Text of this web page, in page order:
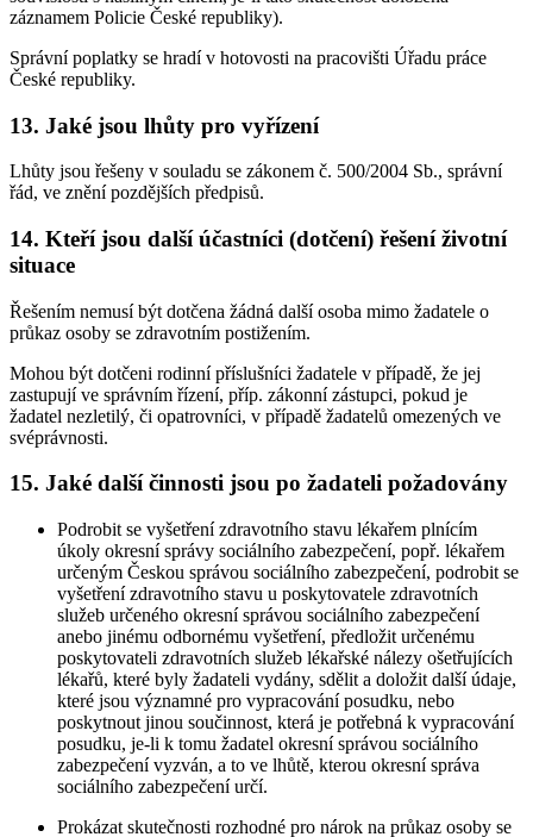
záznamem Policie České republiky).
Správní poplatky se hradí v hotovosti na pracovišti Úřadu práce
České republiky.
13. Jaké jsou lhůty pro vyřízení
Lhůty jsou řešeny v souladu se zákonem č. 500/2004 Sb., správní
řád, ve znění pozdějších předpisů.
14. Kteří jsou další účastníci (dotčení) řešení životní
situace
Řešením nemusí být dotčena žádná další osoba mimo žadatele o
průkaz osoby se zdravotním postižením.
Mohou být dotčeni rodinní příslušníci žadatele v případě, že jej
zastupují ve správním řízení, příp. zákonní zástupci, pokud je
žadatel nezletilý, či opatrovníci, v případě žadatelů omezených ve
svéprávnosti.
15. Jaké další činnosti jsou po žadateli požadovány
Podrobit se vyšetření zdravotního stavu lékařem plnícím
úkoly okresní správy sociálního zabezpečení, popř. lékařem
určeným Českou správou sociálního zabezpečení, podrobit se
vyšetření zdravotního stavu u poskytovatele zdravotních
služeb určeného okresní správou sociálního zabezpečení
anebo jinému odbornému vyšetření, předložit určenému
poskytovateli zdravotních služeb lékařské nálezy ošetřujících
lékařů, které byly žadateli vydány, sdělit a doložit další údaje,
které jsou významné pro vypracování posudku, nebo
poskytnout jinou součinnost, která je potřebná k vypracování
posudku, je-li k tomu žadatel okresní správou sociálního
zabezpečení vyzván, a to ve lhůtě, kterou okresní správa
sociálního zabezpečení určí.
Prokázat skutečnosti rozhodné pro nárok na průkaz osoby se